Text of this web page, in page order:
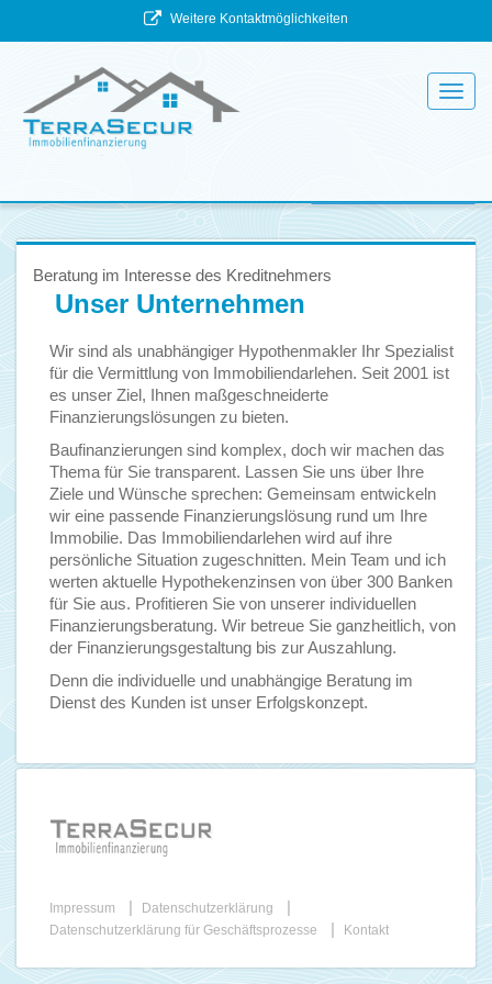
Weitere Kontaktmöglichkeiten
Beratung im Interesse des Kreditnehmers
Unser Unternehmen
Wir sind als unabhängiger Hypothenmakler Ihr Spezialist
für die Vermittlung von Immobiliendarlehen. Seit 2001 ist
es unser Ziel, Ihnen maßgeschneiderte
Finanzierungslösungen zu bieten.
Baufinanzierungen sind komplex, doch wir machen das
Thema für Sie transparent. Lassen Sie uns über Ihre
Ziele und Wünsche sprechen: Gemeinsam entwickeln
wir eine passende Finanzierungslösung rund um Ihre
Immobilie. Das Immobiliendarlehen wird auf ihre
persönliche Situation zugeschnitten. Mein Team und ich
werten aktuelle Hypothekenzinsen von über 300 Banken
für Sie aus. Profitieren Sie von unserer individuellen
Finanzierungsberatung. Wir betreue Sie ganzheitlich, von
der Finanzierungsgestaltung bis zur Auszahlung.
Denn die individuelle und unabhängige Beratung im
Dienst des Kunden ist unser Erfolgskonzept.
Impressum Datenschutzerklärung
Datenschutzerklärung für Geschäftsprozesse Kontakt